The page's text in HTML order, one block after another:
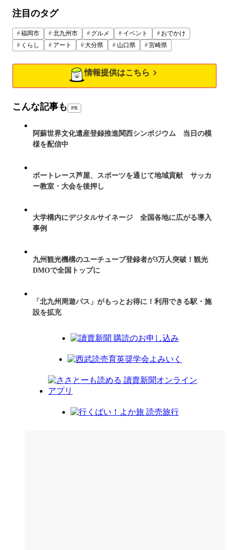
注目のタグ
福岡市 北九州市 グルメ イベント
おでかけ
くらし
アート 大分県 山口県 宮崎県
情報提供はこちら
こんな記事も PR
阿蘇世界文化遺産登録推進関西シンポジウム 当日の模
様を配信中
ボートレース芦屋、スポーツを通じて地域貢献 サッカ
ー教室・大会を後押し
大学構内にデジタルサイネージ 全国各地に広がる導入
事例
九州観光機構のユーチューブ登録者が3万人突破！観光
DMOで全国トップに
「北九州周遊パス」がもっとお得に！利用できる駅・施
設を拡充